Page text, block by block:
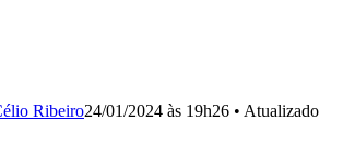
Ribeiro24/01/2024 às 19h26 • Atualizado